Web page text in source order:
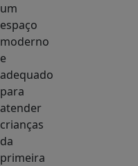
um
espaço
moderno
e
adequado
para
atender
crianças
da
primeira